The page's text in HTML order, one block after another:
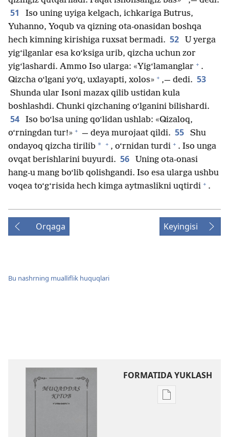
51
Iso uning uyiga kelgach, ichkariga Butrus,
Yuhanno, Yoqub va qizning ota-onasidan boshqa
hech kimning kirishiga ruxsat bermadi. 52
U yerga
yig‘ilganlar esa ko‘ksiga urib, qizcha uchun zor
yig‘lashardi. Ammo Iso ularga: «Yig‘lamanglar + .
Qizcha o‘lgani yo‘q, uxlayapti, xolos» + ,— dedi. 53
Shunda ular Isoni mazax qilib ustidan kula
boshlashdi. Chunki qizchaning o‘lganini bilishardi.
54
Iso bo‘lsa uning qo‘lidan ushlab: «Qizaloq,
o‘rningdan tur!» + — deya murojaat qildi. 55
Shu
ondayoq qizcha tirilib * + , o‘rnidan turdi + . Iso unga
ovqat berishlarini buyurdi. 56
Uning ota-onasi
hang-u mang bo‘lib qolishgandi. Iso esa ularga ushbu
voqea to‘g‘risida hech kimga aytmaslikni uqtirdi + .
Orqaga Keyingisi
Bu nashrning mualliflik huquqlari
FORMATIDA YUKLASH
Elektron